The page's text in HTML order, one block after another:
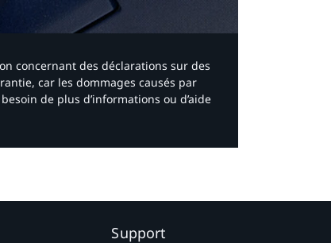
concernant des déclarations sur des
car les dommages causés par
de plus d’informations ou d’aide
Support